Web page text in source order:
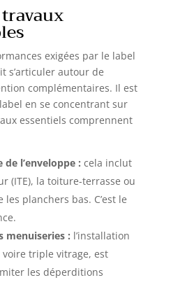
exigées par le label
s’articuler autour de
complémentaires. Il est
en se concentrant sur
essentiels comprennent
l’enveloppe : cela inclut
(ITE), la toiture-terrasse ou
planchers bas. C’est le
menuiseries : l’installation
triple vitrage, est
les déperditions